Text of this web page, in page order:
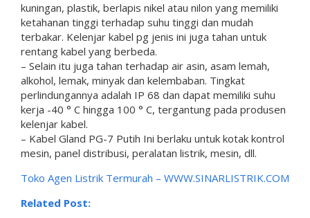
kuningan, plastik, berlapis nikel atau nilon yang memiliki
ketahanan tinggi terhadap suhu tinggi dan mudah
terbakar. Kelenjar kabel pg jenis ini juga tahan untuk
rentang kabel yang berbeda.
– Selain itu juga tahan terhadap air asin, asam lemah,
alkohol, lemak, minyak dan kelembaban. Tingkat
perlindungannya adalah IP 68 dan dapat memiliki suhu
kerja -40 ° C hingga 100 ° C, tergantung pada produsen
kelenjar kabel.
– Kabel Gland PG-7 Putih Ini berlaku untuk kotak kontrol
mesin, panel distribusi, peralatan listrik, mesin, dll.
Toko Agen Listrik Termurah – WWW.SINARLISTRIK.COM
Related Post: